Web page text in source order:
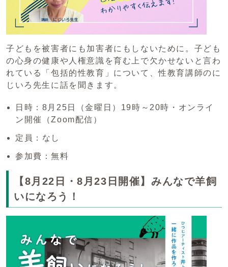
子どもを被害者にも加害者にもしないために。子ども
の心身の健康や人権意識を育む上で欠かせないと言わ
れている「包括的性教育」について、性教育講師のに
じいろ先生に話を聞きます。
日時：8月25日（金曜日）19時～20時・オンライ
ン開催（Zoom配信）
定員：なし
参加費：無料
【8月22日・8月23日開催】みんなで羊飼
いになろう！